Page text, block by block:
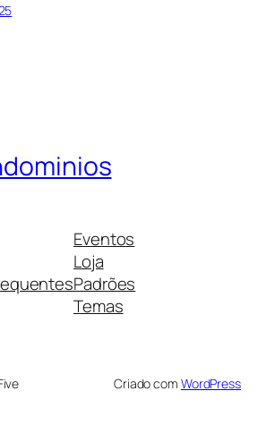
Eventos
Loja
Padrões
Temas
Criado com WordPress